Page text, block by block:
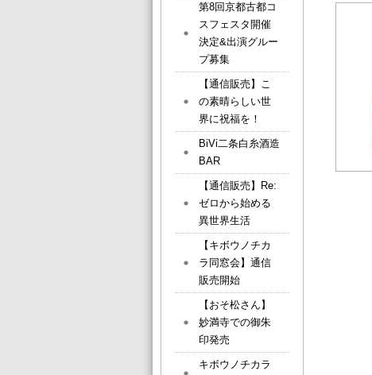
第8回京都古都コ
スフェスタ開催
決定&出演グルー
プ募集
【通信販売】こ
の素晴らしい世
界に祝福を！
BiVi二条白糸酒造
BAR
【通信販売】Re:
ゼロから始める
異世界生活
【キボウノチカ
ラ同窓会】通信
販売開始
【おそ松さん】
妙満寺での御朱
印発売
キボウノチカラ